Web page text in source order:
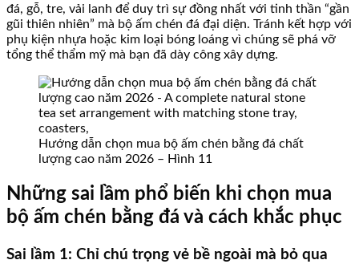
đá, gỗ, tre, vải lanh để duy trì sự đồng nhất với tinh thần “gần
gũi thiên nhiên” mà bộ ấm chén đá đại diện. Tránh kết hợp với
phụ kiện nhựa hoặc kim loại bóng loáng vì chúng sẽ phá vỡ
tổng thể thẩm mỹ mà bạn đã dày công xây dựng.
Hướng dẫn chọn mua bộ ấm chén bằng đá chất
lượng cao năm 2026 – Hình 11
Những sai lầm phổ biến khi chọn mua
bộ ấm chén bằng đá và cách khắc phục
Sai lầm 1: Chỉ chú trọng vẻ bề ngoài mà bỏ qua